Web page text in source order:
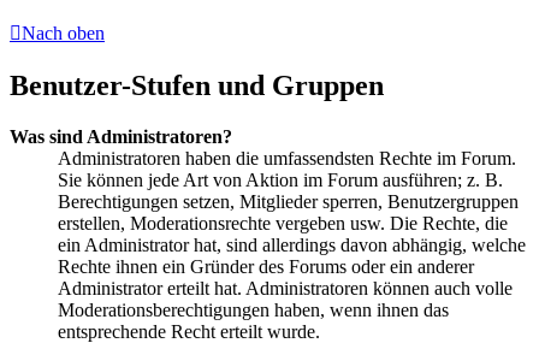
Nach oben
Benutzer-Stufen und Gruppen
Was sind Administratoren?
Administratoren haben die umfassendsten Rechte im Forum.
Sie können jede Art von Aktion im Forum ausführen; z. B.
Berechtigungen setzen, Mitglieder sperren, Benutzergruppen
erstellen, Moderationsrechte vergeben usw. Die Rechte, die
ein Administrator hat, sind allerdings davon abhängig, welche
Rechte ihnen ein Gründer des Forums oder ein anderer
Administrator erteilt hat. Administratoren können auch volle
Moderationsberechtigungen haben, wenn ihnen das
entsprechende Recht erteilt wurde.